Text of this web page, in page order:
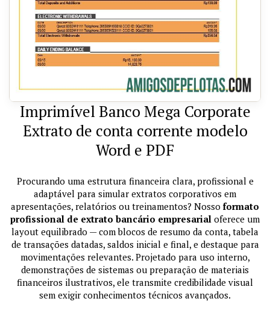
Imprimível Banco Mega Corporate
Extrato de conta corrente modelo
Word e PDF
Procurando uma estrutura financeira clara, profissional e
adaptável para simular extratos corporativos em
apresentações, relatórios ou treinamentos? Nosso formato
profissional de extrato bancário empresarial oferece um
layout equilibrado — com blocos de resumo da conta, tabela
de transações datadas, saldos inicial e final, e destaque para
movimentações relevantes. Projetado para uso interno,
demonstrações de sistemas ou preparação de materiais
financeiros ilustrativos, ele transmite credibilidade visual
sem exigir conhecimentos técnicos avançados.